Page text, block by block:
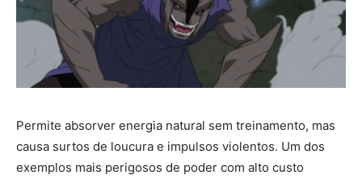
Permite absorver energia natural sem treinamento, mas
causa surtos de loucura e impulsos violentos. Um dos
exemplos mais perigosos de poder com alto custo